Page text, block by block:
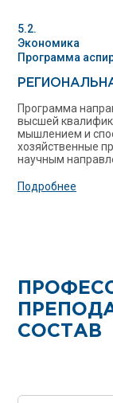
5.2.
Экономика
Программа
Программа
высшей
мышлением и
хозяйственные
научным
Подробнее
СОСТАВ